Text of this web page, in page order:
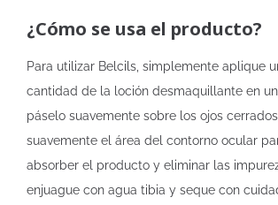
¿Cómo se usa el producto?
Para utilizar Belcils, simplemente aplique
cantidad de la loción desmaquillante en
páselo suavemente sobre los ojos
suavemente el área del contorno ocular
absorber el producto y eliminar las
enjuague con agua tibia y seque con